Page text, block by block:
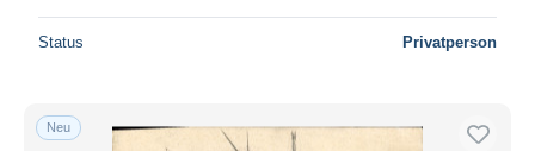
Status Privatperson
Neu